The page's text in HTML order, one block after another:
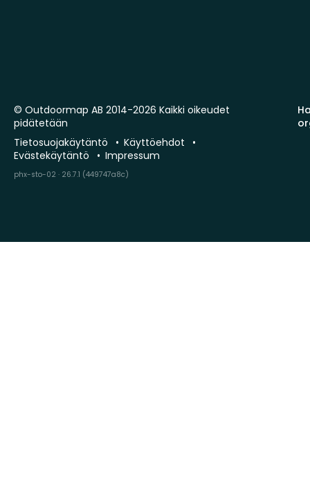
© Outdoormap AB 2014-2026 Kaikki oikeudet
pidätetään
Tietosuojakäytäntö
Käyttöehdot
Evästekäytäntö
Impressum
phx-sto-02 · 26.7.1 (449747a8c)